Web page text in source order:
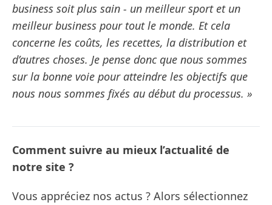
business soit plus sain - un meilleur sport et un
meilleur business pour tout le monde. Et cela
concerne les coûts, les recettes, la distribution et
d’autres choses. Je pense donc que nous sommes
sur la bonne voie pour atteindre les objectifs que
nous nous sommes fixés au début du processus. »
Comment suivre au mieux l’actualité de
notre site ?
Vous appréciez nos actus ? Alors sélectionnez